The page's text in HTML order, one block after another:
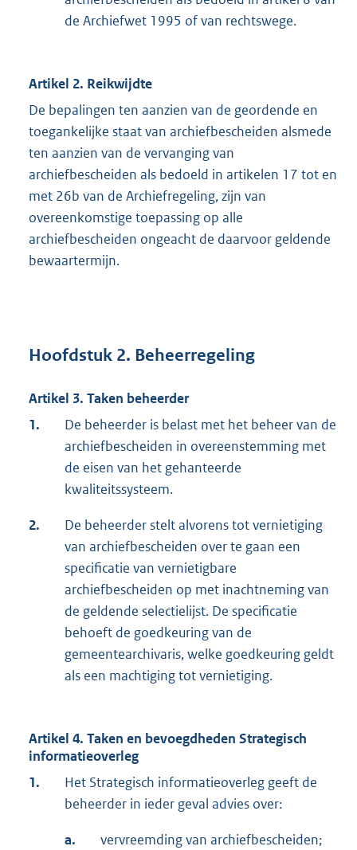
de Archiefwet 1995 of van rechtswege.
Artikel 2. Reikwijdte
De bepalingen ten aanzien van de geordende en
toegankelijke staat van archiefbescheiden alsmede
ten aanzien van de vervanging van
archiefbescheiden als bedoeld in artikelen 17 tot en
met 26b van de Archiefregeling, zijn van
overeenkomstige toepassing op alle
archiefbescheiden ongeacht de daarvoor geldende
bewaartermijn.
Hoofdstuk 2. Beheerregeling
Artikel 3. Taken beheerder
1.
De beheerder is belast met het beheer van de
archiefbescheiden in overeenstemming met
de eisen van het gehanteerde
kwaliteitssysteem.
2.
De beheerder stelt alvorens tot vernietiging
van archiefbescheiden over te gaan een
specificatie van vernietigbare
archiefbescheiden op met inachtneming van
de geldende selectielijst. De specificatie
behoeft de goedkeuring van de
gemeentearchivaris, welke goedkeuring geldt
als een machtiging tot vernietiging.
Artikel 4. Taken en bevoegdheden Strategisch
informatieoverleg
1.
Het Strategisch informatieoverleg geeft de
beheerder in ieder geval advies over:
a. vervreemding van archiefbescheiden;